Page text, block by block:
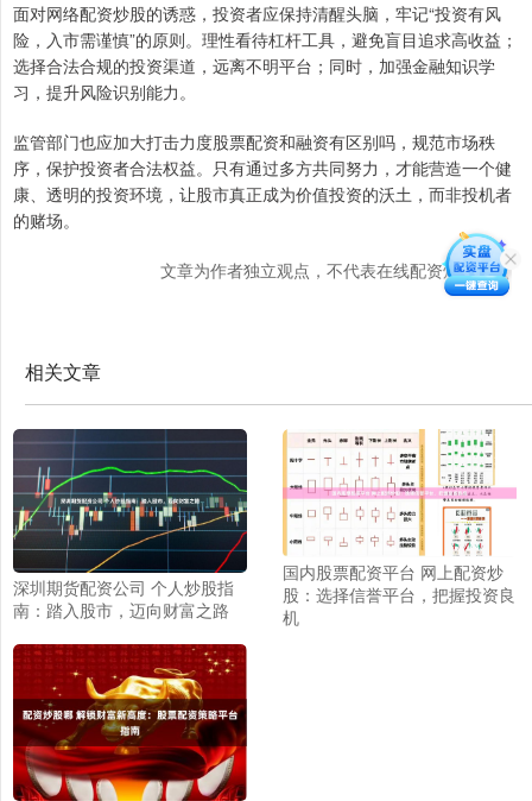
面对网络配资炒股的诱惑，投资者应保持清醒头脑，牢记“投资有风
险，入市需谨慎”的原则。理性看待杠杆工具，避免盲目追求高收益；
选择合法合规的投资渠道，远离不明平台；同时，加强金融知识学
习，提升风险识别能力。
监管部门也应加大打击力度股票配资和融资有区别吗，规范市场秩
序，保护投资者合法权益。只有通过多方共同努力，才能营造一个健
康、透明的投资环境，让股市真正成为价值投资的沃土，而非投机者
的赌场。
文章为作者独立观点，不代表在线配资炒股观点
相关文章
深圳期货配资公司 个人炒股指
南：踏入股市，迈向财富之路
国内股票配资平台 网上配资炒
股：选择信誉平台，把握投资良
机